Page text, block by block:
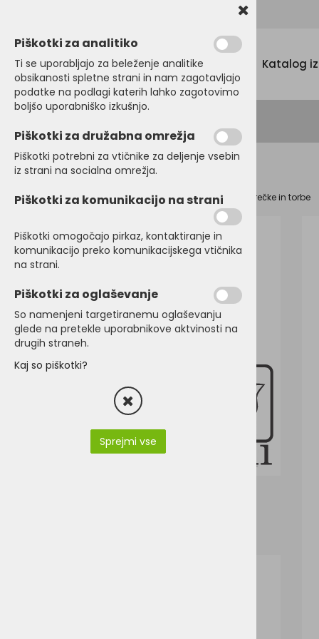
Menu Katalog
Domov TORBE, NAHRBTNIKI, VREČE Nakupovalne vrečke in torbe
Piškotki za analitiko
Ti se uporabljajo za beleženje analitike
obsikanosti spletne strani in nam zagotavljajo
podatke na podlagi katerih lahko zagotovimo
boljšo uporabniško izkušnjo.
Piškotki za družabna omrežja
Piškotki potrebni za vtičnike za deljenje vsebin
iz strani na socialna omrežja.
Piškotki za komunikacijo na strani
Piškotki omogočajo pirkaz, kontaktiranje in
komunikacijo preko komunikacijskega vtičnika
na strani.
Piškotki za oglaševanje
So namenjeni targetiranemu oglaševanju
glede na pretekle uporabnikove aktvinosti na
drugih straneh.
Kaj so piškotki?
Sprejmi vse